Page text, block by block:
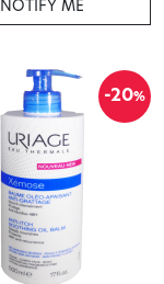
NOTIFY ME
-20%